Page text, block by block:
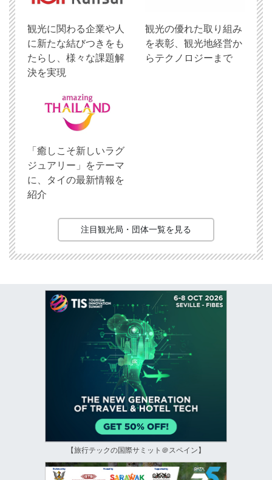
観光に関わる企業や人
に新たな結びつきをも
たらし、様々な課題解
決を実現
観光の優れた取り組み
を表彰、観光地経営か
らテクノロジーまで
「癒しこそ新しいラグ
ジュアリー」をテーマ
に、タイの最新情報を
紹介
注目観光局・団体一覧を見る
【旅行テックの国際サミット＠スペイン】